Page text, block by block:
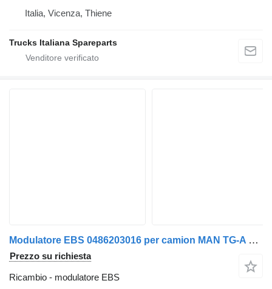
Italia, Vicenza, Thiene
Trucks Italiana Spareparts
Modulatore EBS 0486203016 per camion MAN TG-A 2000>2007
Prezzo su richiesta
Ricambio - modulatore EBS